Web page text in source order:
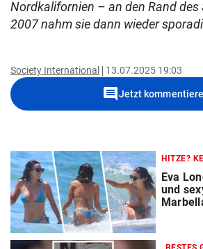
Nordkalifornien – an den Rand des
2007 nahm sie dann wieder
Society International 13.07.2025 19:03
commentJetzt
HITZE?
Eva
und